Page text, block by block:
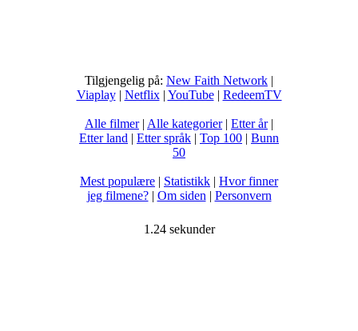
Tilgjengelig på: New Faith Network |
Viaplay| Netflix| YouTube| RedeemTV
Alle filmer| Alle kategorier| Etter år|
Etter land | Etter språk | Top 100 | Bunn
50
Mest populære | Statistikk | Hvor finner
jeg filmene?| Om siden | Personvern
1.24 sekunder